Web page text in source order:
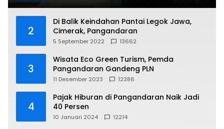
2
Di Balik Keindahan Pantai Legok Jawa,
Cimerak, Pangandaran
5 September 2022 13662
3
Wisata Eco Green Turism, Pemda
Pangandaran Gandeng PLN
11 Desember 2023 12386
4
Pajak Hiburan di Pangandaran Naik Jadi
40 Persen
10 Januari 2024 12214